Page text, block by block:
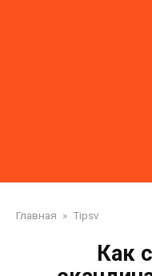
Главная » Tipsv
Как